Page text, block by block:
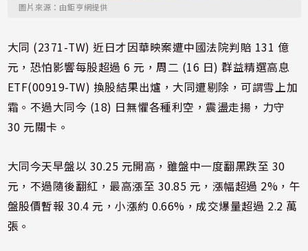
圖片來源：由鉅亨網提供
大同 (2371-TW) 近日才因華映案遭中國法院判賠 131 億
元，恐怕影響每股超過 6 元，周二 (16 日) 群益精選高息
ETF(00919-TW) 換股結果出爐，大同遭剔除，可謂雪上加
霜。不過大同今 (18) 日無懼各種利空，震盪走揚，力守
30 元關卡。
大同今天早盤以 30.25 元開高，雖盤中一度翻黑跌至 30
元，不過隨後翻紅，最高漲至 30.85 元，漲幅超過 2%，午
盤股價暫報 30.4 元，小漲約 0.66%，成交爆量超過 2.2 萬
張。